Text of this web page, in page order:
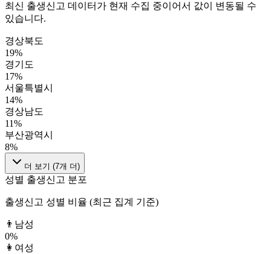
최신 출생신고 데이터가 현재 수집 중이어서 값이 변동될 수
있습니다.
경상북도
19%
경기도
17%
서울특별시
14%
경상남도
11%
부산광역시
8%
더 보기 (7개 더)
성별 출생신고 분포
출생신고 성별 비율 (최근 집계 기준)
👨 남성
0%
👩 여성